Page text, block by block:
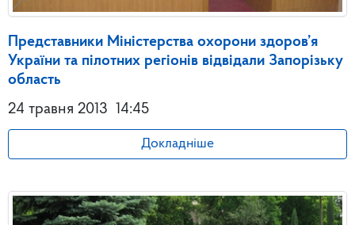
Представники Міністерства охорони здоров’я
України та пілотних регіонів відвідали Запорізьку
область
24 травня 2013 14:45
Докладніше